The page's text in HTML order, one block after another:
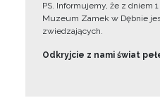
PS. Informujemy, że z dniem
Muzeum Zamek w Dębnie
zwiedzających.
Odkryjcie z nami świat